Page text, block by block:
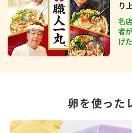
り
名
者
げ
卵を使った